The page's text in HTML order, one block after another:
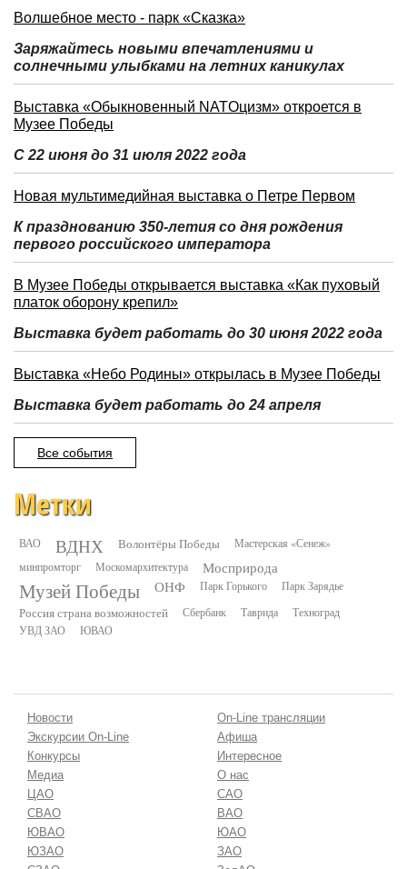
Волшебное место - парк «Сказка»
Заряжайтесь новыми впечатлениями и
солнечными улыбками на летних каникулах
Выставка «Обыкновенный NATOцизм» откроется в
Музее Победы
С 22 июня до 31 июля 2022 года
Новая мультимедийная выставка о Петре Первом
К празднованию 350-летия со дня рождения
первого российского императора
В Музее Победы открывается выставка «Как пуховый
платок оборону крепил»
Выставка будет работать до 30 июня 2022 года
Выставка «Небо Родины» открылась в Музее Победы
Выставка будет работать до 24 апреля
Все события
Метки
ВАО ВДНХ Волонтёры Победы
Мастерская «Сенеж»
минпромторг
Москомархитектура Мосприрода
Музей Победы ОНФ Парк Горького Парк Зарядье
Россия страна возможностей Сбербанк Таврида
Техноград
УВД ЗАО
ЮВАО
Новости
On-Line трансляции
Экскурсии On-Line
Афиша
Конкурсы
Интересное
Медиа
О нас
ЦАО
САО
СВАО
ВАО
ЮВАО
ЮАО
ЮЗАО
ЗАО